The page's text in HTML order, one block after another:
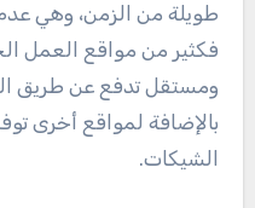
طويلة من الزمن، وهي
فكثير من مواقع العمل
ومستقل تدفع عن طريق
بالإضافة لمواقع أخرى
الشيكات.